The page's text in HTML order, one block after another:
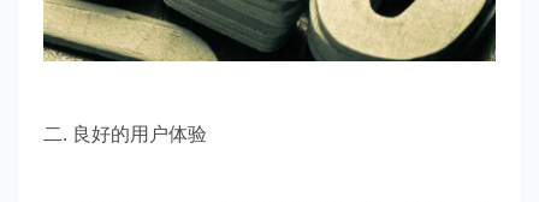
二. 良好的用户体验